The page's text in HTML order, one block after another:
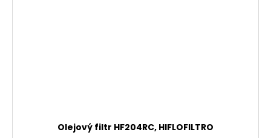
Olejový filtr HF204RC, HIFLOFILTRO